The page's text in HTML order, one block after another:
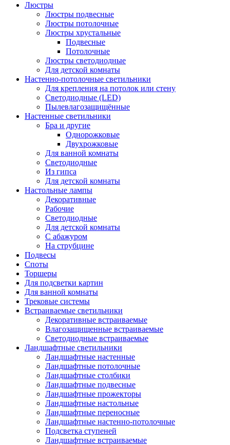
Люстры
Люстры подвесные
Люстры потолочные
Люстры хрустальные
Подвесные
Потолочные
Люстры светодиодные
Для детской комнаты
Настенно-потолочные светильники
Для крепления на потолок или стену
Светодиодные (LED)
Пылевлагозащищённые
Настенные светильники
Бра и другие
Однорожковые
Двухрожковые
Для ванной комнаты
Светодиодные
Из гипса
Для детской комнаты
Настольные лампы
Декоративные
Рабочие
Светодиодные
Для детской комнаты
С абажуром
На струбцине
Подвесы
Споты
Торшеры
Для подсветки картин
Для ванной комнаты
Трековые системы
Встраиваемые светильники
Декоративные встраиваемые
Влагозащищенные встраиваемые
Светодиодные встраиваемые
Ландшафтные светильники
Ландшафтные настенные
Ландшафтные потолочные
Ландшафтные столбики
Ландшафтные подвесные
Ландшафтные прожекторы
Ландшафтные настольные
Ландшафтные переносные
Ландшафтные настенно-потолочные
Подсветка ступеней
Ландшафтные встраиваемые